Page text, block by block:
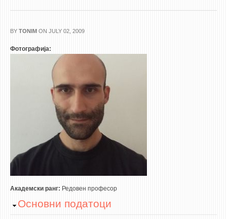
АПЛИКАТИВНА ДЕЈНОСТ
МЕЃУНАРОДНА СОРАБОТКА
ERASMUS+
WATERBRIDGING
ENERGET
АКТИ
АКТИ
BY TONIM ON JULY 02, 2009
Фотографија:
Академски ранг: Редовeн професор
Hide
Основни податоци